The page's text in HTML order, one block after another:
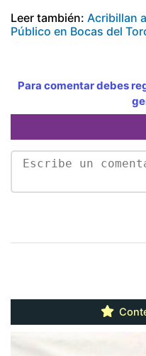
Leer también: Acribillan
Público en Bocas del
Para comentar debes